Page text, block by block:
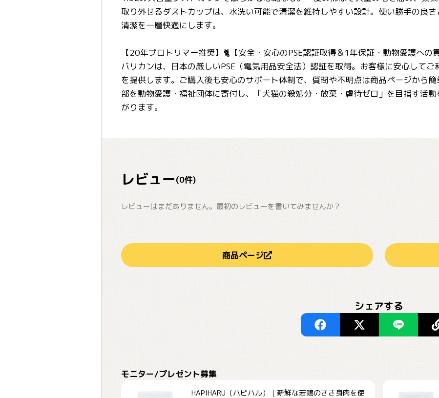
取り外せるダストカップは、水洗い可能で清潔を維持しやすい設計。使い勝手の良
清潔を一層快適にします。
【20年プロトリマー推奨】🐈【安全・安心のPSE認証取得＆1年保証・動物愛護へ
バリカンは、日本の厳しいPSE（電気用品安全法）認証を取得。お客様に安心して
を提供します。ご購入後も安心のサポート体制で、質問や不明点は商品ページから
部を動物愛護・福祉団体に寄付し、「犬猫の殺処分・放棄・虐待ゼロ」を目指す活
がります。
レビュー(0件)
レビューはまだありません。最初のレビューを書いてみませんか？
商品ページ
シェアする
モニター/プレゼント募集
HAPIHARU（ハピハル）｜新鮮な若鶏のささ身肉を使